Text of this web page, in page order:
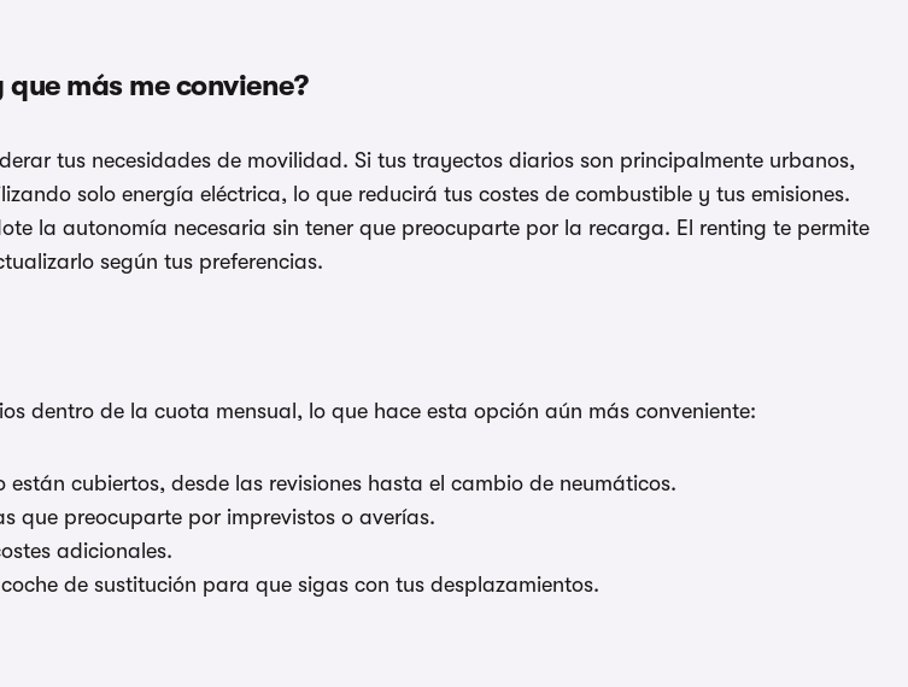
más me conviene?
tus necesidades de movilidad. Si tus trayectos diarios son principalmente urbanos,
solo energía eléctrica, lo que reducirá tus costes de combustible y tus emisiones.
la autonomía necesaria sin tener que preocuparte por la recarga. El renting te permite
según tus preferencias.
dentro de la cuota mensual, lo que hace esta opción aún más conveniente:
están cubiertos, desde las revisiones hasta el cambio de neumáticos.
que preocuparte por imprevistos o averías.
adicionales.
de sustitución para que sigas con tus desplazamientos.